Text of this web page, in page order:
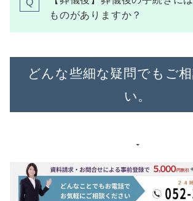
ものがありますか？
どんな些細な疑問でもご
い。